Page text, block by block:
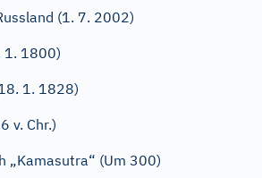
(1. 7. 2002)
1. 1800)
1. 1828)
v. Chr.)
„Kamasutra“ (Um 300)